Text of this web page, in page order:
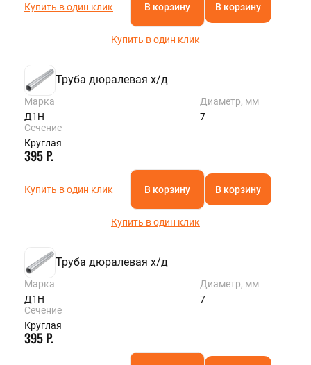
Купить в один клик В корзину В корзину
Купить в один клик
Труба дюралевая х/д
Марка
Д1Н
Диаметр, мм
7
Сечение
Круглая
395 Р.
Купить в один клик В корзину В корзину
Купить в один клик
Труба дюралевая х/д
Марка
Д1Н
Диаметр, мм
7
Сечение
Круглая
395 Р.